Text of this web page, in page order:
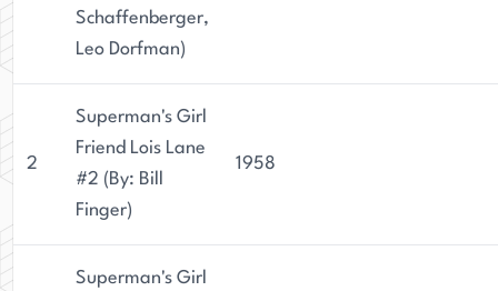
Schaffenberger,
Leo Dorfman)
2
Superman's Girl
Friend Lois Lane
#2 (By: Bill
Finger)
1958
Superman's Girl